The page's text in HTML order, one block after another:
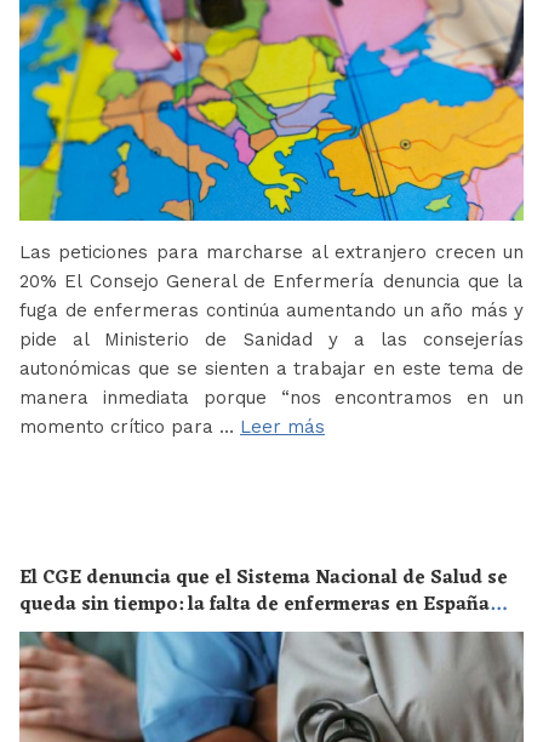
Las peticiones para marcharse al extranjero crecen un
20% El Consejo General de Enfermería denuncia que la
fuga de enfermeras continúa aumentando un año más y
pide al Ministerio de Sanidad y a las consejerías
autonómicas que se sienten a trabajar en este tema de
manera inmediata porque “nos encontramos en un
momento crítico para … Leer más
El CGE denuncia que el Sistema Nacional de Salud se
queda sin tiempo: la falta de enfermeras en España
supone un riesgo enorme para la salud de toda la
población